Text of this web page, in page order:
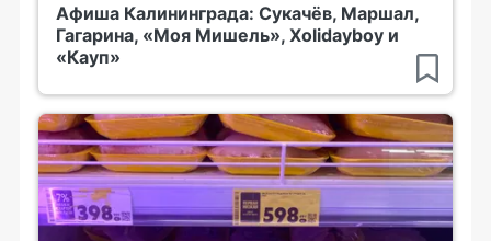
Афиша Калининграда: Сукачёв, Маршал,
Гагарина, «Моя Мишель», Xolidayboy и
«Кауп»